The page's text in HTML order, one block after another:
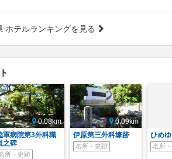
ホテルランキングを見る
0.08km
軍病院第3外科職
之碑
所・史跡
0.09km
伊原第三外科壕跡
名所・史跡
ひめ
名所